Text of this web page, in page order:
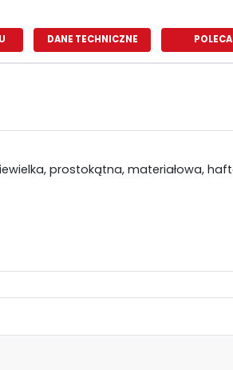
DANE TECHNICZNE
prostokątna, materiałowa,